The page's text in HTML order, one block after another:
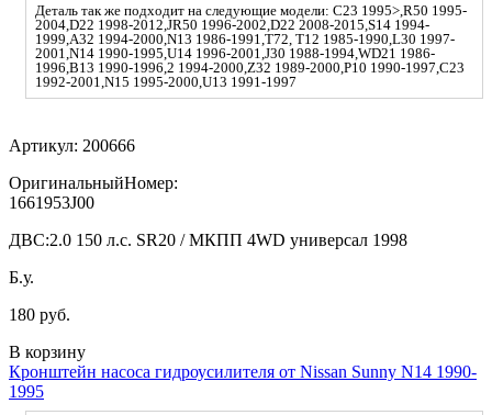
Деталь так же подходит на следующие модели: C23 1995>,R50 1995-
2004,D22 1998-2012,JR50 1996-2002,D22 2008-2015,S14 1994-
1999,A32 1994-2000,N13 1986-1991,T72, T12 1985-1990,L30 1997-
2001,N14 1990-1995,U14 1996-2001,J30 1988-1994,WD21 1986-
1996,B13 1990-1996,2 1994-2000,Z32 1989-2000,P10 1990-1997,C23
1992-2001,N15 1995-2000,U13 1991-1997
Артикул: 200666
ОригинальныйНомер:
1661953J00
ДВС:2.0 150 л.с. SR20 / МКПП 4WD универсал 1998
Б.у.
180 руб.
В корзину
Кронштейн насоса гидроусилителя от Nissan Sunny N14 1990-
1995